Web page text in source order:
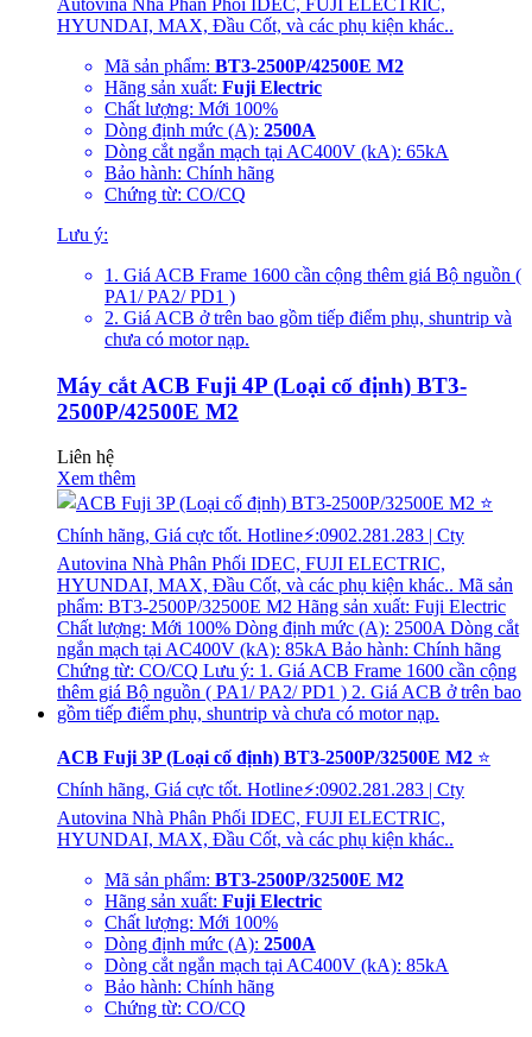
HYUNDAI, MAX, Đầu Cốt, và các phụ kiện khác..
Mã sản phẩm: BT3-2500P/42500E M2
Hãng sản xuất: Fuji Electric
Chất lượng: Mới 100%
Dòng định mức (A): 2500A
Dòng cắt ngắn mạch tại AC400V (kA): 65kA
Bảo hành: Chính hãng
Chứng từ: CO/CQ
Lưu ý:
1. Giá ACB Frame 1600 cần cộng thêm giá Bộ nguồn (
PA1/ PA2/ PD1 )
2. Giá ACB ở trên bao gồm tiếp điểm phụ, shuntrip và
chưa có motor nạp.
Máy cắt ACB Fuji 4P (Loại cố định) BT3-
2500P/42500E M2
Liên hệ
Xem thêm
ACB Fuji 3P (Loại cố định) BT3-2500P/32500E M2 ⭐
Chính hãng, Giá cực tốt. Hotline⚡:0902.281.283 | Cty
Autovina Nhà Phân Phối IDEC, FUJI ELECTRIC,
HYUNDAI, MAX, Đầu Cốt, và các phụ kiện khác..
Mã sản phẩm: BT3-2500P/32500E M2
Hãng sản xuất: Fuji Electric
Chất lượng: Mới 100%
Dòng định mức (A): 2500A
Dòng cắt ngắn mạch tại AC400V (kA): 85kA
Bảo hành: Chính hãng
Chứng từ: CO/CQ